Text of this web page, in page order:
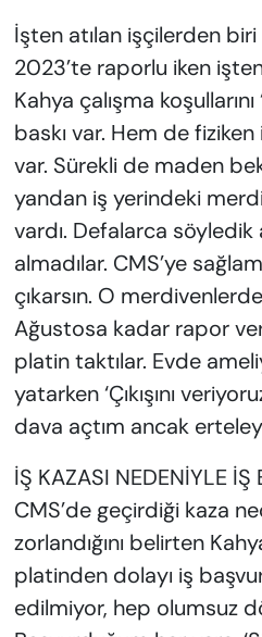
İşten atılan işçilerden biri
2023’te raporlu iken
Kahya çalışma
baskı var. Hem de fiziken
var. Sürekli de maden
yandan iş yerindeki
vardı. Defalarca
almadılar. CMS’ye
çıkarsın. O
Ağustosa kadar rapor
platin taktılar. Evde
yatarken ‘Çıkışını
dava açtım ancak
İŞ KAZASI NEDENİYLE İŞ
CMS’de geçirdiği kaza
zorlandığını belirten
platinden dolayı iş
edilmiyor, hep olumsuz